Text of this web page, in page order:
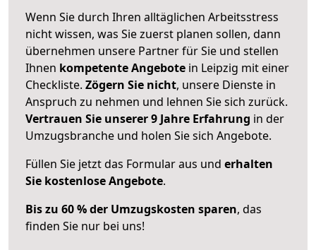
Wenn Sie durch Ihren alltäglichen Arbeitsstress
nicht wissen, was Sie zuerst planen sollen, dann
übernehmen unsere Partner für Sie und stellen
Ihnen kompetente Angebote in Leipzig mit einer
Checkliste. Zögern Sie nicht, unsere Dienste in
Anspruch zu nehmen und lehnen Sie sich zurück.
Vertrauen Sie unserer 9 Jahre Erfahrung in der
Umzugsbranche und holen Sie sich Angebote.
Füllen Sie jetzt das Formular aus und erhalten
Sie kostenlose Angebote.
Bis zu 60 % der Umzugskosten sparen, das
finden Sie nur bei uns!